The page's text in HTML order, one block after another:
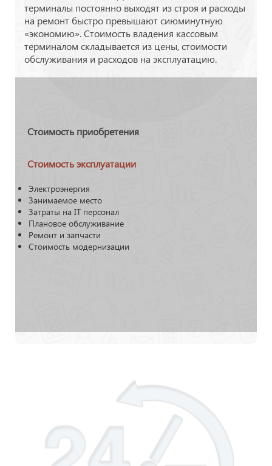
терминалы постоянно выходят из строя и расходы
на ремонт быстро превышают сиюминутную
«экономию». Стоимость владения кассовым
терминалом складывается из цены, стоимости
обслуживания и расходов на эксплуатацию.
Стоимость приобретения
Стоимость эксплуатации
Электроэнергия
Занимаемое место
Затраты на IT персонал
Плановое обслуживание
Ремонт и запчасти
Стоимость модернизации